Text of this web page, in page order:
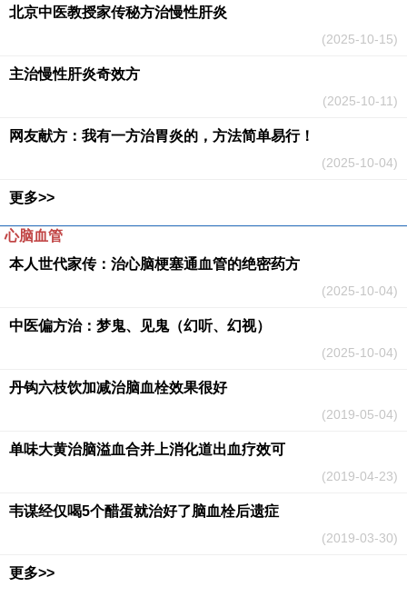
北京中医教授家传秘方治慢性肝炎
(2025-10-15)
主治慢性肝炎奇效方
(2025-10-11)
网友献方：我有一方治胃炎的，方法简单易行！
(2025-10-04)
更多>>
心脑血管
本人世代家传：治心脑梗塞通血管的绝密药方
(2025-10-04)
中医偏方治：梦鬼、见鬼（幻听、幻视）
(2025-10-04)
丹钩六枝饮加减治脑血栓效果很好
(2019-05-04)
单味大黄治脑溢血合并上消化道出血疗效可
(2019-04-23)
韦谋经仅喝5个醋蛋就治好了脑血栓后遗症
(2019-03-30)
更多>>